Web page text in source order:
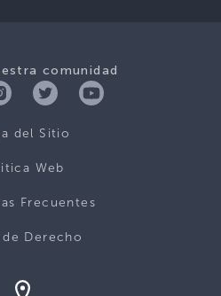
comunidad
del Sitio
Web
Frecuentes
de Derecho